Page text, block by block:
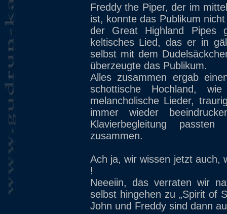
Freddy the Piper, der im
ist, konnte das Publikum
der Great Highland Pipes
keltisches Lied, das er in
selbst mit dem
überzeugte das Publikum.
Alles zusammen ergab
schottische Hochland,
melancholische Lieder,
immer wieder
Klavierbegleitung
zusammen.
Ach ja, wir wissen jetzt auch,
!
Neeeiin, das verraten wir
selbst hingehen zu „Spirit of
John und Freddy sind dann